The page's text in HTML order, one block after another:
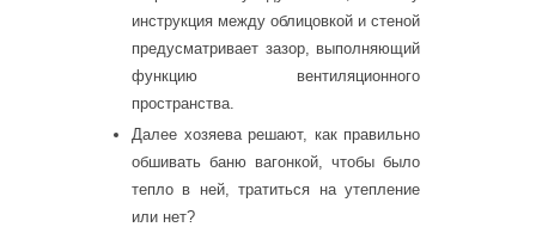
инструкция между облицовкой и стеной
предусматривает зазор, выполняющий
функцию вентиляционного
пространства.
Далее хозяева решают, как правильно
обшивать баню вагонкой, чтобы было
тепло в ней, тратиться на утепление
или нет?